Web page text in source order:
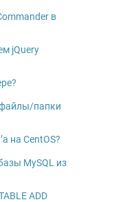
в
jQuery
файлы/папки
на CentOS?
MySQL из
ADD